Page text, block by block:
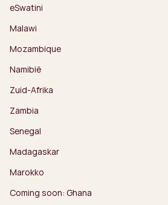
eSwatini
Malawi
Mozambique
Namibië
Zuid-Afrika
Zambia
Senegal
Madagaskar
Marokko
Coming soon: Ghana